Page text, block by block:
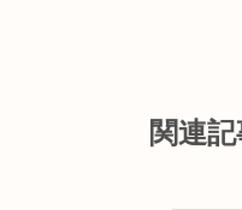
関連